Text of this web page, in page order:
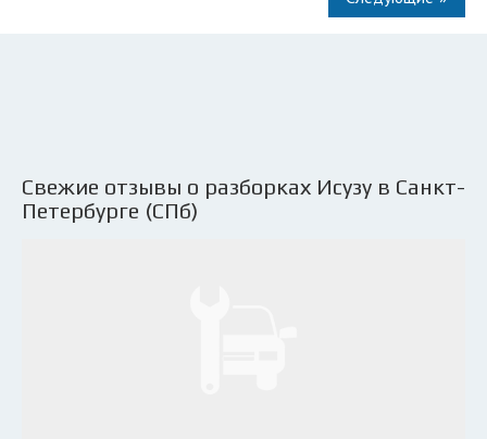
Свежие отзывы о разборках Исузу в Санкт-
Петербурге (СПб)